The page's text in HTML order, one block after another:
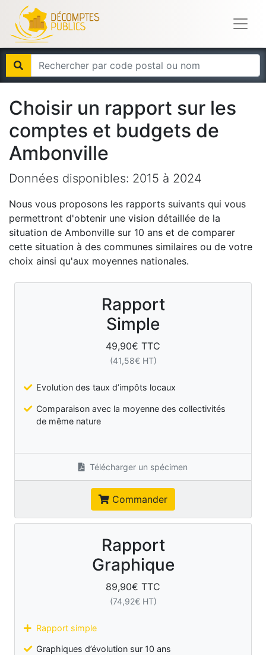
Choisir un rapport sur les
comptes et budgets de
Ambonville
Données disponibles: 2015 à 2024
Nous vous proposons les rapports suivants qui vous
permettront d'obtenir une vision détaillée de la
situation de Ambonville sur 10 ans et de comparer
cette situation à des communes similaires ou de votre
choix ainsi qu'aux moyennes nationales.
Rapport
Simple
49,90€ TTC
(41,58€ HT)
Evolution des taux d’impôts locaux
Comparaison avec la moyenne des collectivités
de même nature
Télécharger un spécimen
Commander
Rapport
Graphique
89,90€ TTC
(74,92€ HT)
Rapport simple
Graphiques d’évolution sur 10 ans